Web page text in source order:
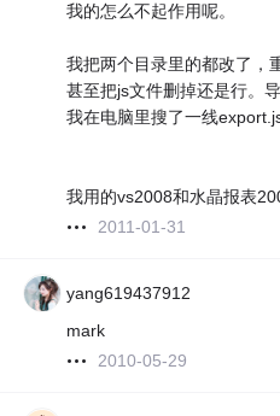
我的怎么不起作用呢。
我把两个目录里的都改了，
甚至把js文件删掉还是行。导
我在电脑里搜了一线
我用的vs2008和水晶报表
2011-01-31
yang619437912
mark
2010-05-29